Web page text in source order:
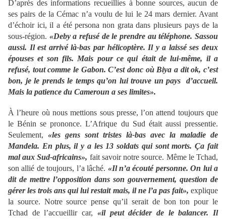
D’après des informations recueillies à bonne sources, aucun de
ses pairs de la Cémac n’a voulu de lui le 24 mars dernier. Avant
d’échoir ici, il a été persona non grata dans plusieurs pays de la
sous-région. «Deby a refusé de le prendre au téléphone. Sassou
aussi. Il est arrivé là-bas par hélicoptère. Il y a laissé ses deux
épouses et son fils. Mais pour ce qui était de lui-même, il a
refusé, tout comme le Gabon. C’est donc où Biya a dit ok, c’est
bon, je le prends le temps qu’on lui trouve un pays d’accueil.
Mais la patience du Cameroun a ses limites».
À l’heure où nous mettions sous presse, l’on attend toujours que
le Bénin se prononce. L’Afrique du Sud était aussi pressentie.
Seulement, «les gens sont tristes là-bas avec la maladie de
Mandela. En plus, il y a les 13 soldats qui sont morts. Ça fait
mal aux Sud-africains», fait savoir notre source. Même le Tchad,
son allié de toujours, l’a lâché. «Il n’a écouté personne. On lui a
dit de mettre l’opposition dans son gouvernement, question de
gérer les trois ans qui lui restait mais, il ne l’a pas fait», explique
la source. Notre source pense qu’il serait de bon ton pour le
Tchad de l’accueillir car, «il peut décider de le balancer. Il